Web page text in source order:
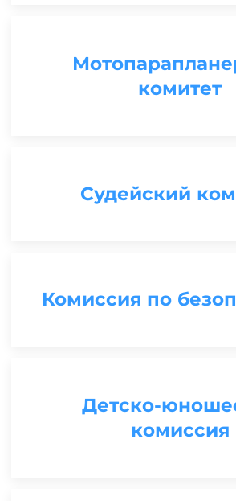
комитет
Судейский
Комиссия по
Детско-
комиссия